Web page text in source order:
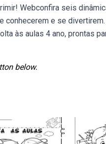
Webconfira seis
conhecerem e se
às aulas 4 ano, prontas
below.